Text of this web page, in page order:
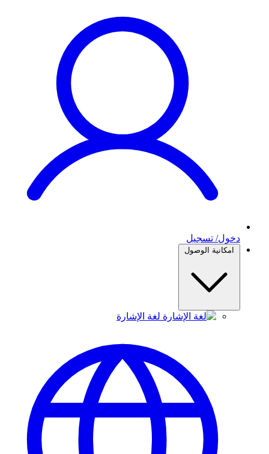
دخول/ تسجيل
امكانية الوصول
لغة الإشارة